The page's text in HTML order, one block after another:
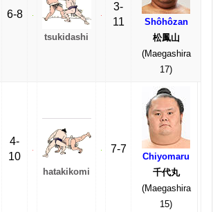
6-8
tsukidashi
3-
11
Shôhôzan
松鳳山
(Maegashira
17)
4-
10
hatakikomi
7-7
Chiyomaru
千代丸
(Maegashira
15)